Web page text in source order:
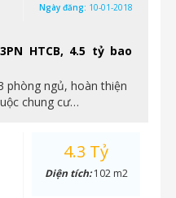
HTCB, 4.5 tỷ bao
phòng ngủ, hoàn thiện
chung cư…
Ngày đăng: 10-01-2018
4.3 Tỷ
Diện tích:102 m2